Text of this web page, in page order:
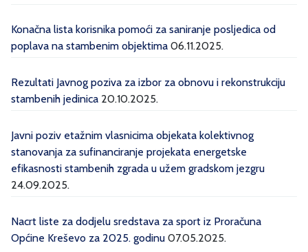
Konačna lista korisnika pomoći za saniranje posljedica od
poplava na stambenim objektima 06.11.2025.
Rezultati Javnog poziva za izbor za obnovu i rekonstrukciju
stambenih jedinica 20.10.2025.
Javni poziv etažnim vlasnicima objekata kolektivnog
stanovanja za sufinanciranje projekata energetske
efikasnosti stambenih zgrada u užem gradskom jezgru
24.09.2025.
Nacrt liste za dodjelu sredstava za sport iz Proračuna
Općine Kreševo za 2025. godinu 07.05.2025.